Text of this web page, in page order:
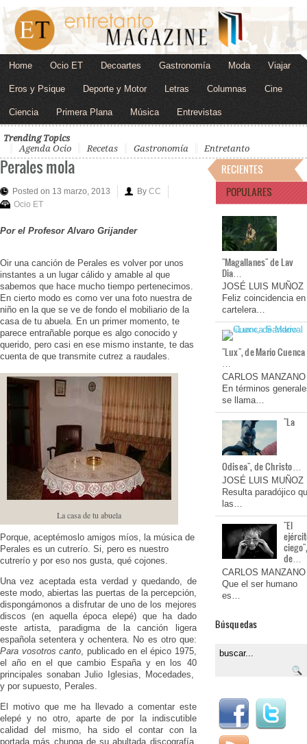
Home Ocio ET Decoartes Gastronomía Moda Viajar
Eros y Psique Deporte y Motor Letras Columnas Cine
Ciencia Primera Plana Música Entrevistas
Trending Topics
Agenda Ocio
Recetas Gastronomía Entretanto
Perales mola
Posted on 13 marzo, 2013 By CC
Ocio ET
Por el Profesor Alvaro Grijander
Oir una canción de Perales es volver por unos
instantes a un lugar cálido y amable al que
sabemos que hace mucho tiempo pertenecimos.
En cierto modo es como ver una foto nuestra de
niño en la que se ve de fondo el mobiliario de la
casa de tu abuela. En un primer momento, te
parece entrañable porque es algo conocido y
querido, pero casi en ese mismo instante, te das
cuenta de que transmite cutrez a raudales.
La casa de tu abuela
Porque, aceptémoslo amigos míos, la música de
Perales es un cutrerío. Si, pero es nuestro
cutrerío y por eso nos gusta, qué cojones.
Una vez aceptada esta verdad y quedando, de
este modo, abiertas las puertas de la percepción,
dispongámonos a disfrutar de uno de los mejores
discos (en aquella época elepé) que ha dado
este artista, paradigma de la canción ligera
española setentera y ochentera. No es otro que:
Para vosotros canto, publicado en el épico 1975,
el año en el que cambio España y en los 40
principales sonaban Julio Iglesias, Mocedades,
y por supuesto, Perales.
El motivo que me ha llevado a comentar este
elepé y no otro, aparte de por la indiscutible
calidad del mismo, ha sido el contar con la
portada más chunga de su abultada discografía.
RECIENTES
POPULARES
"Magallanes" de Lav
Dia…
JOSÉ LUIS MUÑOZ
Feliz coincidencia en
cartelera…
"Lux", de Mario Cuenca
…
CARLOS MANZANO
En términos
se llama…
"La
Odisea", de Christo…
JOSÉ LUIS MUÑOZ
Resulta paradójico
las…
"El
de…
CARLOS MANZANO
Que el ser humano
es…
Búsquedas